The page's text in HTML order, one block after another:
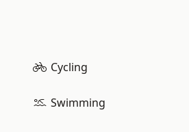
Cycling
Swimming